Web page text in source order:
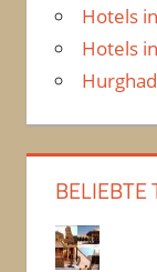
Hotels
Hotels
BELIEBTE